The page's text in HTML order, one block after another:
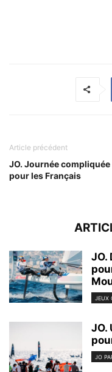
Article précédent
JO. Journée compliquée
pour les Français
JO.
JEUX
JO.
JO